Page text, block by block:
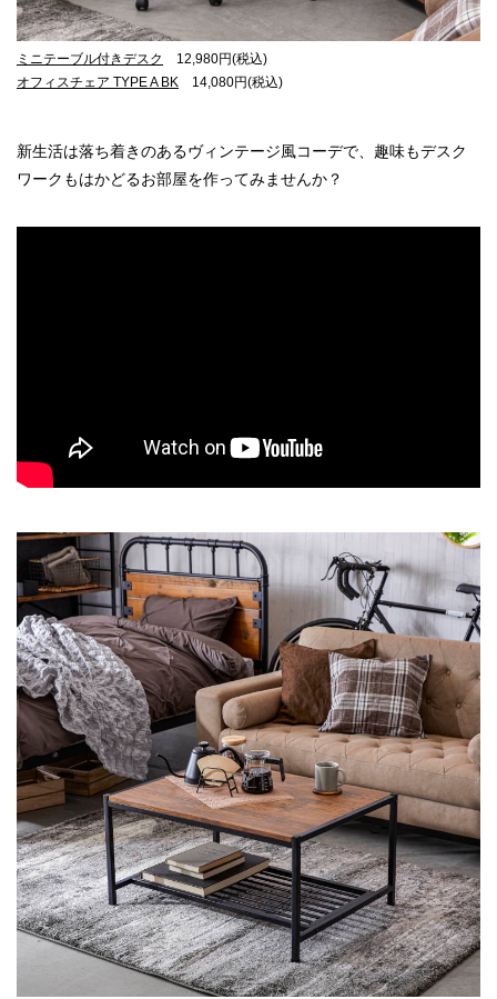
ミニテーブル付きデスク
12,980円(税込)
オフィスチェア TYPE A BK 14,080円(税込)
新生活は落ち着きのあるヴィンテージ風コーデで、趣味もデスク
ワークもはかどるお部屋を作ってみませんか？